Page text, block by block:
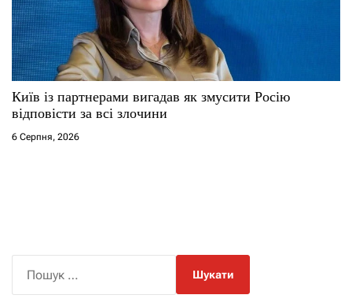
Київ із партнерами вигадав як змусити Росію
відповісти за всі злочини
6 Серпня, 2026